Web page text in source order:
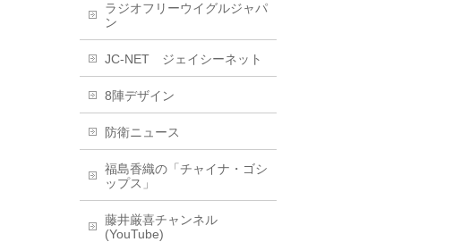
ラジオフリーウイグルジャパ
ン
JC-NET ジェイシーネット
8陣デザイン
防衛ニュース
福島香織の「チャイナ・ゴシ
ップス」
藤井厳喜チャンネル
(YouTube)